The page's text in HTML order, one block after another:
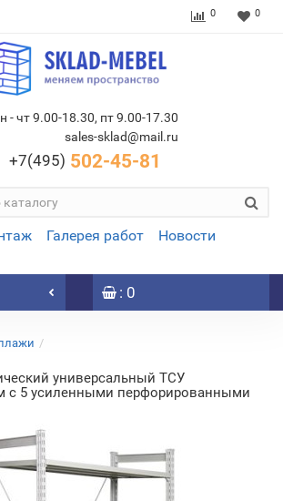
0 0
- чт 9.00-18.30, пт 9.00-17.30
sales-sklad@mail.ru
+7(495) 502-45-81
Галерея работ
Новости
: 0
универсальный ТСУ
с 5 усиленными перфорированными